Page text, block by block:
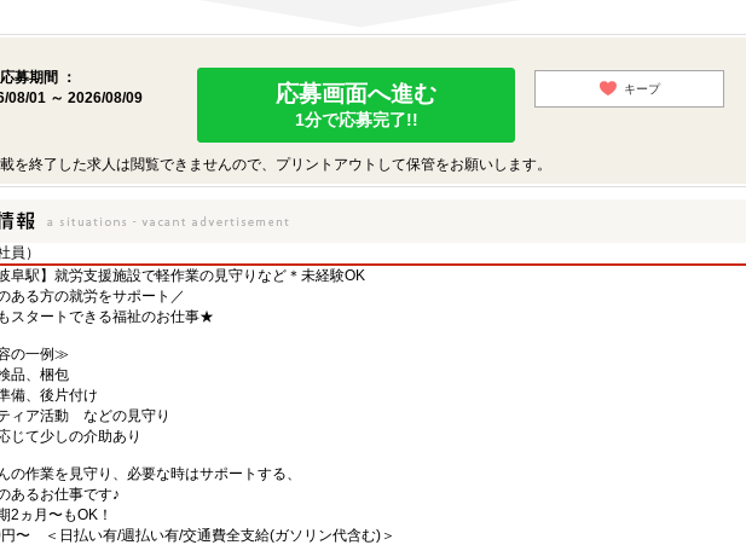
募期間 ：
08/01 ～ 2026/08/09
応募画面へ進む
1分で応募完了!!
キープ
を終了した求人は閲覧できませんので、プリントアウトして保管をお願いします。
員）
阜駅】就労支援施設で軽作業の見守りなど＊未経験OK
ある方の就労をサポート／
スタートできる福祉のお仕事★
の一例≫
品、梱包
備、後片付け
ィア活動 などの見守り
じて少しの介助あり
の作業を見守り、必要な時はサポートする、
あるお仕事です♪
2ヵ月〜もOK！
〜 ＜日払い有/週払い有/交通費全支給(ガソリン代含む)＞